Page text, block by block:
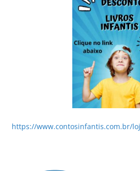
https://www.contosinfantis.com.br/